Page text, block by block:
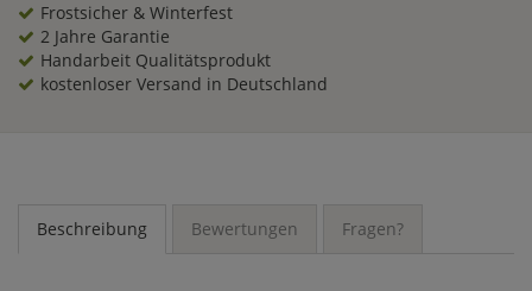
Frostsicher & Winterfest
2 Jahre Garantie
Handarbeit Qualitätsprodukt
kostenloser Versand in Deutschland
Beschreibung Bewertungen Fragen?